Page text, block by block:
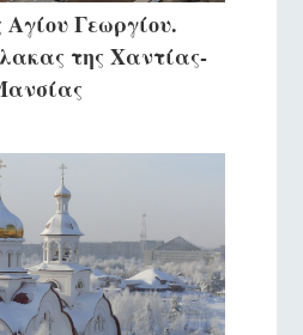
Αγίου Γεωργίου.
της Χαντίας-